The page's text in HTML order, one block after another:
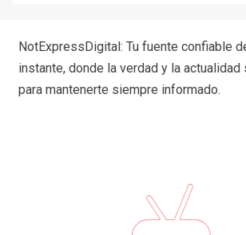
NotExpressDigital: Tu fuente confiable
instante, donde la verdad y la actualidad
para mantenerte siempre informado.